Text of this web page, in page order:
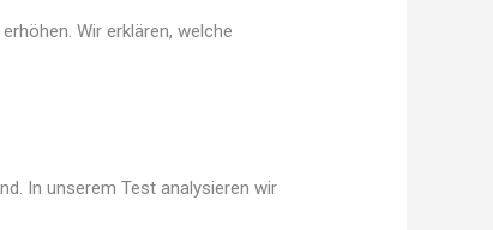
Wir erklären, welche
In unserem Test analysieren wir